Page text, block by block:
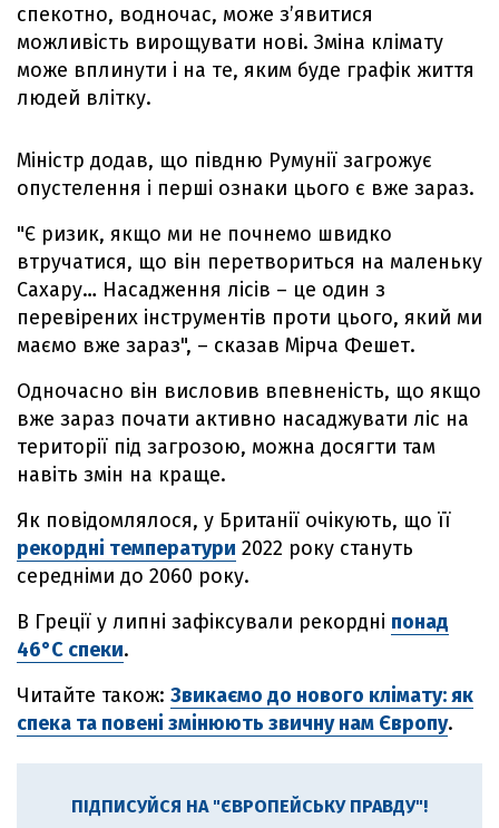
спекотно, водночас, може з’явитися
можливість вирощувати нові. Зміна клімату
може вплинути і на те, яким буде графік життя
людей влітку.
Міністр додав, що півдню Румунії загрожує
опустелення і перші ознаки цього є вже зараз.
"Є ризик, якщо ми не почнемо швидко
втручатися, що він перетвориться на маленьку
Сахару… Насадження лісів – це один з
перевірених інструментів проти цього, який ми
маємо вже зараз", – сказав Мірча Фешет.
Одночасно він висловив впевненість, що якщо
вже зараз почати активно насаджувати ліс на
території під загрозою, можна досягти там
навіть змін на краще.
Як повідомлялося, у Британії очікують, що її
рекордні температури 2022 року стануть
середніми до 2060 року.
В Греції у липні зафіксували рекордні понад
46°C спеки.
Читайте також: Звикаємо до нового клімату: як
спека та повені змінюють звичну нам Європу.
ПІДПИСУЙСЯ НА "ЄВРОПЕЙСЬКУ ПРАВДУ"!